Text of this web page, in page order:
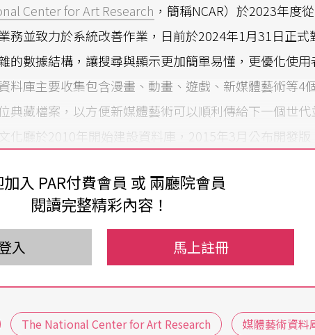
Center for Art Research ，簡稱NCAR）於2023年度
務並致力於系統改善作業，日前於2024年1月31日正式
的數據結構，讓搜尋與顯示更加簡單易懂，更優化使用
料庫主要收集包含漫畫、動畫、遊戲、新媒體藝術等4
典藏檔案，以方便新媒體藝術可以順利傳給下一個世代
化廳於2010年開始建設資料庫，2015年3月公布開發版
平台，「媒體藝術資料庫」主要提供漫畫的「單行本」
「劇場電影」、「影像資料包」；遊戲的「遊戲資料包
動」等資料，其中不只包括該作品的標題和作者等資訊
內容供查詢。目前數據收集來源包含京都國際漫畫博物
立藝術研究中心以「藝術的連結、深化與擴展」為關鍵
入 PAR付費會員 或 兩廳院會員
閱讀完整精彩內容！
入 馬上註冊
The National Center for Art Research 媒體藝術資料